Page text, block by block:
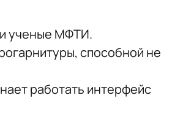
ученые МФТИ.
способной не
работать интерфейс